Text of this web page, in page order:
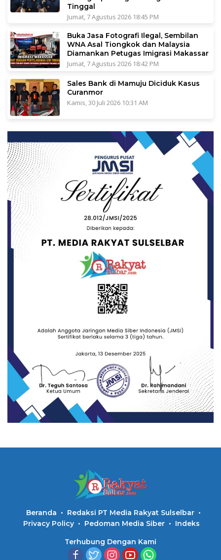
Tinggal
Jumat, 7 Agustus 2026 18:45 PM
Buka Jasa Fotografi Ilegal, Sembilan
WNA Asal Tiongkok dan Malaysia
Diamankan Petugas Imigrasi Makassar
Jumat, 7 Agustus 2026 18:42 PM
Sales Bank di Mamuju Diciduk Kasus
Curanmor
Kamis, 30 Juli 2026 10:31 AM
Beranda
Redaksi PT Media Rakyat Sulselbar
Privacy Policy
Pedoman Media Siber Indeks
Terhubung Dengan Kami